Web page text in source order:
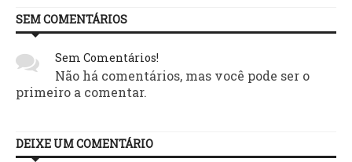
SEM COMENTÁRIOS
Sem Comentários!
Não há comentários, mas você pode ser o
primeiro a comentar.
DEIXE UM COMENTÁRIO